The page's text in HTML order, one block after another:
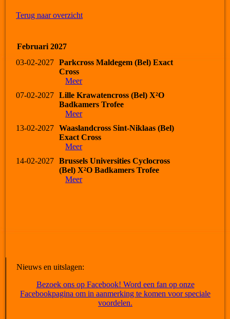
Terug naar overzicht
Februari 2027
03-02-2027
Parkcross Maldegem (Bel) Exact
Cross
Meer
07-02-2027
Lille Krawatencross (Bel) X²O
Badkamers Trofee
Meer
13-02-2027
Waaslandcross Sint-Niklaas (Bel)
Exact Cross
Meer
14-02-2027
Brussels Universities Cyclocross
(Bel) X²O Badkamers Trofee
Meer
Nieuws en uitslagen:
Bezoek ons op Facebook! Word een fan op onze
Facebookpagina om in aanmerking te komen voor speciale
voordelen.